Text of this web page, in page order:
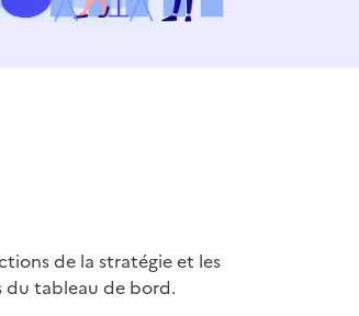
de la stratégie et les
du tableau de bord.